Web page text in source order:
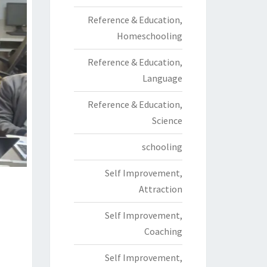
Reference & Education,
Homeschooling
Reference & Education,
Language
Reference & Education,
Science
schooling
Self Improvement,
Attraction
Self Improvement,
Coaching
Self Improvement,